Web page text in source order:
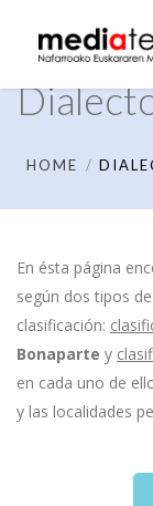
HOME
En ésta página
según dos tipos de
clasificación:
Bonaparte y
en cada uno de
y las localidades